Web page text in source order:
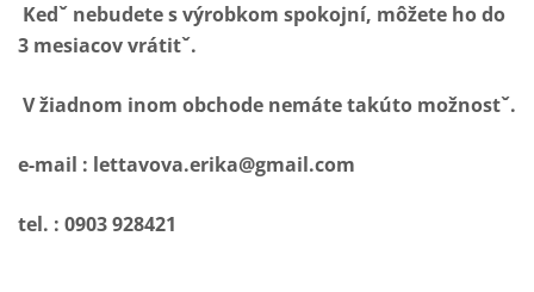
Kedˇ nebudete s výrobkom spokojní, môžete ho do
3 mesiacov vrátitˇ.
V žiadnom inom obchode nemáte takúto možnostˇ.
e-mail : lettavova.erika@gmail.com
tel. : 0903 928421